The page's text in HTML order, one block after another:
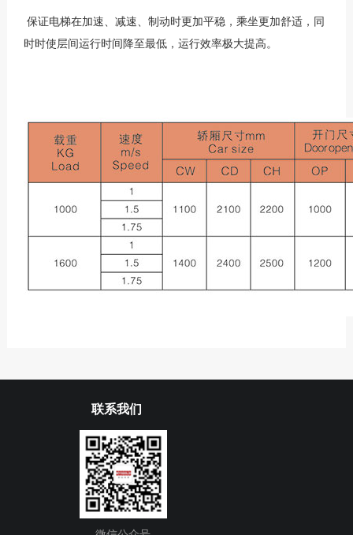
保证电梯在加速、减速、制动时更加平稳，乘坐更加舒适，同
时时使层间运行时间降至最低，运行效率极大提高。
联系我们